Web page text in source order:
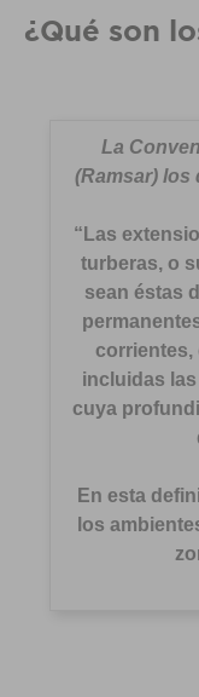
¿Qué son
La
(Ramsar) los
“Las
turberas, o
sean éstas
corrientes,
incluidas
cuya
En esta
los